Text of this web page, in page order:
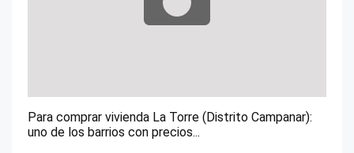
Para comprar vivienda La Torre (Distrito Campanar):
uno de los barrios con precios...